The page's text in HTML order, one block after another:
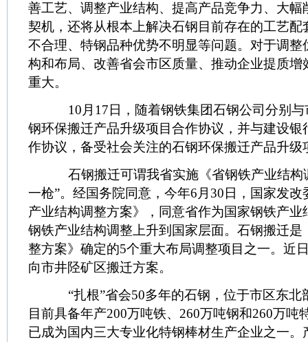
善工艺、调整产业结构、提高产品竞争力、大幅
契机，还将从根本上解决石钢目前存在的工艺配
不合理、特钢品种优势不明显等问题。对于调整
构和布局、改善省会市区质量、推动企业提质增
重大。
10月17日，随着钢铁集团石钢公司分别与
钢环保搬迁产品升级项目合作协议，并与建设银
作协议，备受社会关注的石钢环保搬迁产品升级
石钢搬迁可谓我省实施《省钢铁产业结构
一枪”。经国务院同意，今年6月30日，国家发
产业结构调整方案》，同意省作为国家钢铁产业
钢铁产业结构调整上升到国家层面。石钢搬迁是
整方案》确定的5个重大布局调整项目之一。近
向市井陉矿区搬迁方案。
“扎根”省会50多年的石钢，位于市区东北
目前具备年产200万吨铁、260万吨钢和260万吨
已成为国内三大专业化特钢棒材生产企业之一。